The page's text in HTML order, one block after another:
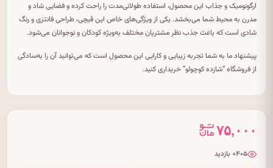
ارگونومیک و جذاب این محصول، استفاده طولانی‌مدت را راحت کرده و فضایی شاد و
مدرن به محیط شما می‌بخشد. یکی از ویژگی‌های خاص این قیچی، طراحی فانتزی و رنگ
شادی است که باعث جذب نظر مشتریان مختلف به‌ویژه کودکان و نوجوانان می‌شود.
پیشنهاد ما به شما تجربه زیبایی و کارایی این محصول است که می‌توانید آن را به‌سادگی
از فروشگاه “شازده کوچولو” خریداری کنید.
۷۵,۰۰۰
۴۰۵+ بازدید